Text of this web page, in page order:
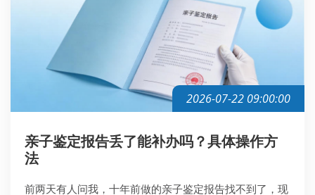
2026-07-22 09:00:00
亲子鉴定报告丢了能补办吗？具体操作方
法
前两天有人问我，十年前做的亲子鉴定报告找不到了，现